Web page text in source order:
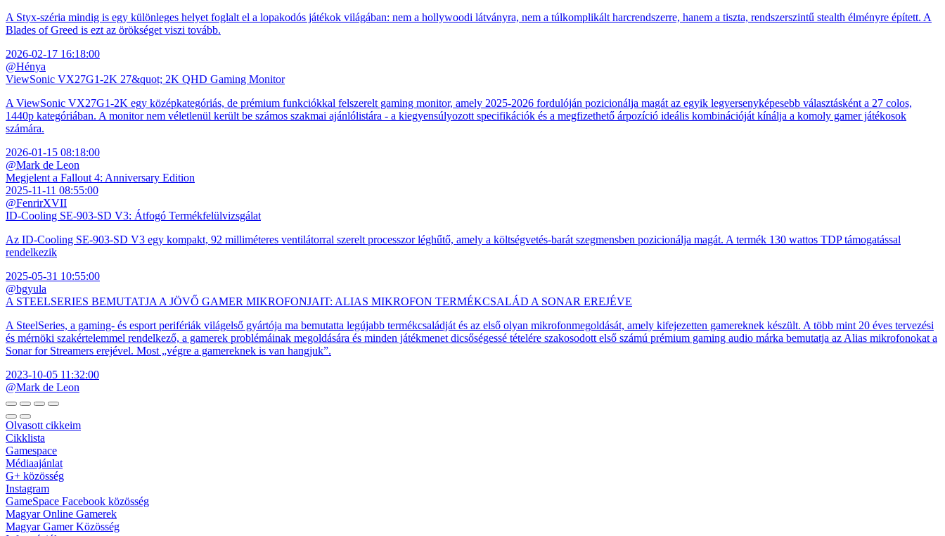
A Styx-széria mindig is egy különleges helyet foglalt el a lopakodós játékok világában: nem a hollywoodi látványra, nem a túlkomplikált harcrendszerre, hanem a tiszta, rendszerszintű stealth élményre épített. A
Blades of Greed is ezt az örökséget viszi tovább.
2026-02-17 16:18:00
@Hénya
ViewSonic VX27G1-2K 27&quot; 2K QHD Gaming Monitor
A ViewSonic VX27G1-2K egy középkategóriás, de prémium funkciókkal felszerelt gaming monitor, amely 2025-2026 fordulóján pozicionálja magát az egyik legversenyképesebb választásként a 27 colos,
1440p kategóriában. A monitor nem véletlenül került be számos szakmai ajánlólistára - a kiegyensúlyozott specifikációk és a megfizethető árpozíció ideális kombinációját kínálja a komoly gamer játékosok
számára.
2026-01-15 08:18:00
@Mark de Leon
Megjelent a Fallout 4: Anniversary Edition
2025-11-11 08:55:00
@FenrirXVII
ID-Cooling SE-903-SD V3: Átfogó Termékfelülvizsgálat
Az ID-Cooling SE-903-SD V3 egy kompakt, 92 milliméteres ventilátorral szerelt processzor léghűtő, amely a költségvetés-barát szegmensben pozicionálja magát. A termék 130 wattos TDP támogatással
rendelkezik
2025-05-31 10:55:00
@bgyula
A STEELSERIES BEMUTATJA A JÖVŐ GAMER MIKROFONJAIT: ALIAS MIKROFON TERMÉKCSALÁD A SONAR EREJÉVE
A SteelSeries, a gaming- és esport perifériák világelső gyártója ma bemutatta legújabb termékcsaládját és az első olyan mikrofonmegoldását, amely kifejezetten gamereknek készült. A több mint 20 éves tervezési
és mérnöki szakértelemmel rendelkező, a gamerek problémáinak megoldására és minden játékmenet dicsőségessé tételére szakosodott első számú prémium gaming audio márka bemutatja az Alias mikrofonokat a
Sonar for Streamers erejével. Most „végre a gamereknek is van hangjuk”.
2023-10-05 11:32:00
@Mark de Leon
Olvasott cikkeim
Cikklista
Gamespace
Médiaajánlat
G+ közösség
Instagram
GameSpace Facebook közösség
Magyar Online Gamerek
Magyar Gamer Közösség